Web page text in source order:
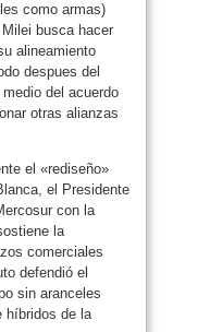
como armas)
busca hacer
alineamiento
despues del
del acuerdo
otras alianzas
el «rediseño»
el Presidente
con la
la
comerciales
defendió el
sin aranceles
híbridos de la